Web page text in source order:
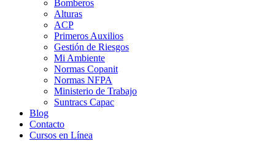
Bomberos
Alturas
ACP
Primeros Auxilios
Gestión de Riesgos
Mi Ambiente
Normas Copanit
Normas NFPA
Ministerio de Trabajo
Suntracs Capac
Blog
Contacto
Cursos en Línea